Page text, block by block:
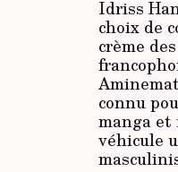
Idriss
choix de
crème
connu
manga et
véhicule